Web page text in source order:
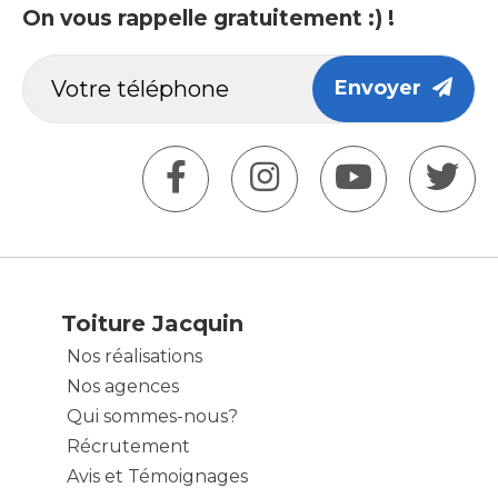
On vous rappelle gratuitement :) !
Envoyer
Toiture Jacquin
Nos réalisations
Nos agences
Qui sommes-nous?
Récrutement
Avis et Témoignages